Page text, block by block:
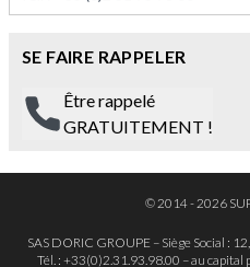
SE FAIRE RAPPELER
Être rappelé
GRATUITEMENT !
© 2014 - 2026
SAS DORIC GROUPE – Siège Social :
Tél. : +33(0)2.31.93.98.00 – au capital